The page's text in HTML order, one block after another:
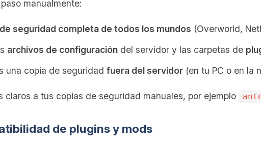
manualmente:
seguridad completa de todos los mundos (Overworld,
archivos de configuracióndel servidor y las carpetas de
una copia de seguridad fuera del servidor(en tu PC o en la
claros a tus copias de seguridad manuales, por ejemplo
de plugins y mods